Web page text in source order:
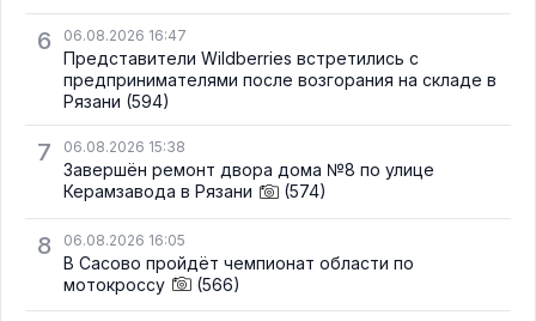
6 06.08.2026 16:47
Представители Wildberries встретились с
предпринимателями после возгорания на складе в
Рязани (594)
7 06.08.2026 15:38
Завершён ремонт двора дома №8 по улице
Керамзавода в Рязани
(574)
8 06.08.2026 16:05
В Сасово пройдёт чемпионат области по
мотокроссу
(566)